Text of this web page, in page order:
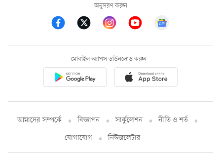
অনুসরণ করুন
মোবাইল অ্যাপস ডাউনলোড করুন
আমাদের সম্পর্কে বিজ্ঞাপন সার্কুলেশন
নীতি ও শর্ত
যোগাযোগ
নিউজলেটার